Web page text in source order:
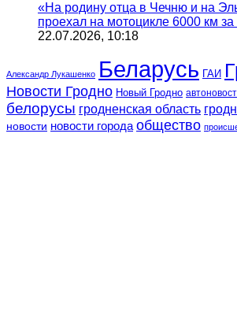
«На родину отца в Чечню и на
проехал на мотоцикле 6000 км за
22.07.2026, 10:18
Александр Лукашенко Беларусь ГАИ
Новости Гродно Новый Гродно
белорусы гродненская область
новости новости города общество